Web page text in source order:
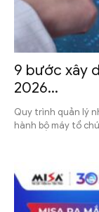
9 bước xây
2026...
Quy trình quản lý
hành bộ máy tổ